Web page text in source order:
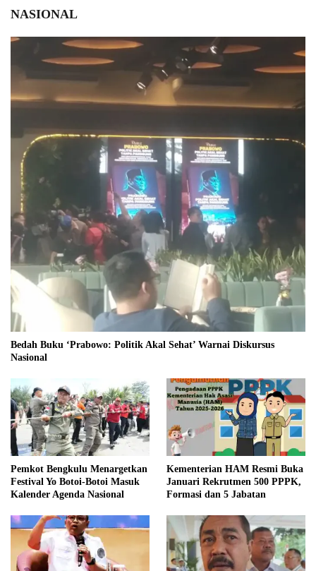
NASIONAL
Bedah Buku ‘Prabowo: Politik Akal Sehat’ Warnai Diskursus
Nasional
Pemkot Bengkulu Menargetkan
Festival Yo Botoi-Botoi Masuk
Kalender Agenda Nasional
Kementerian HAM Resmi Buka
Januari Rekrutmen 500 PPPK,
Formasi dan 5 Jabatan